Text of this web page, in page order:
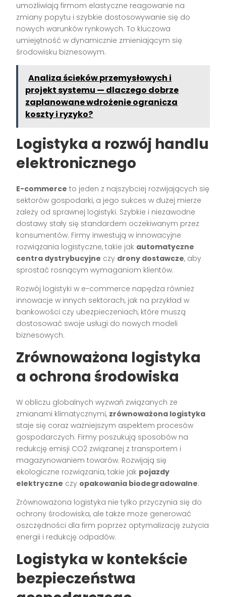
umożliwiają firmom elastyczne reagowanie na
zmiany popytu i szybkie dostosowywanie się do
nowych warunków rynkowych. To kluczowa
umiejętność w dynamicznie zmieniającym się
środowisku biznesowym.
Analiza ścieków przemysłowych i
projekt systemu — dlaczego dobrze
zaplanowane wdrożenie ogranicza
koszty i ryzyko?
Logistyka a rozwój handlu
elektronicznego
E-commerce to jeden z najszybciej rozwijających się
sektorów gospodarki, a jego sukces w dużej mierze
zależy od sprawnej logistyki. Szybkie i niezawodne
dostawy stały się standardem oczekiwanym przez
konsumentów. Firmy inwestują w innowacyjne
rozwiązania logistyczne, takie jak automatyczne
centra dystrybucyjne czy drony dostawcze, aby
sprostać rosnącym wymaganiom klientów.
Rozwój logistyki w e-commerce napędza również
innowacje w innych sektorach, jak na przykład w
bankowości czy ubezpieczeniach, które muszą
dostosować swoje usługi do nowych modeli
biznesowych.
Zrównoważona logistyka
a ochrona środowiska
W obliczu globalnych wyzwań związanych ze
zmianami klimatycznymi, zrównoważona logistyka
staje się coraz ważniejszym aspektem procesów
gospodarczych. Firmy poszukują sposobów na
redukcję emisji CO2 związanej z transportem i
magazynowaniem towarów. Rozwijają się
ekologiczne rozwiązania, takie jak pojazdy
elektryczne czy opakowania biodegradowalne.
Zrównoważona logistyka nie tylko przyczynia się do
ochrony środowiska, ale także może generować
oszczędności dla firm poprzez optymalizację zużycia
energii i redukcję odpadów.
Logistyka w kontekście
bezpieczeństwa